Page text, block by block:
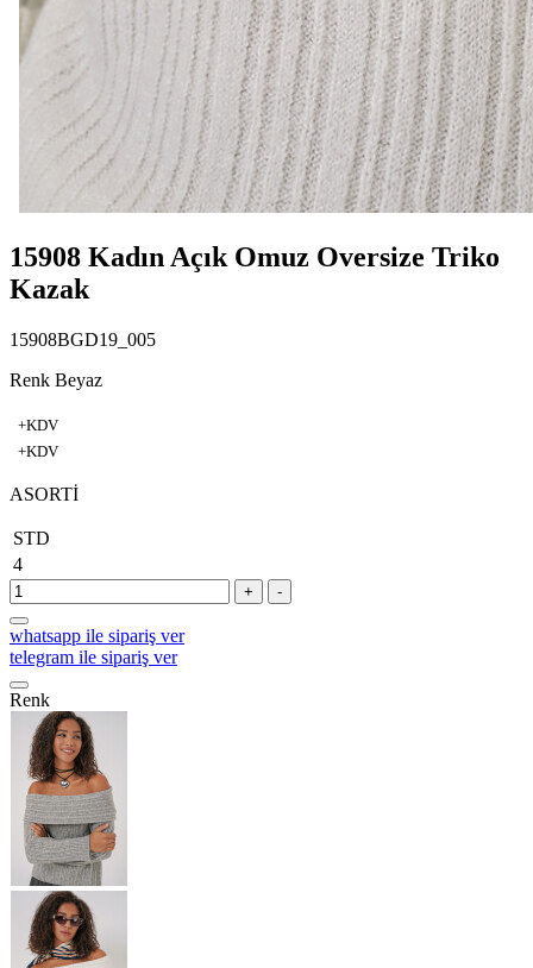
15908 Kadın Açık Omuz Oversize Triko
Kazak
15908BGD19_005
Renk Beyaz
+KDV
+KDV
ASORTİ
STD
4
+ -
whatsapp ile sipariş ver
telegram ile sipariş ver
Renk